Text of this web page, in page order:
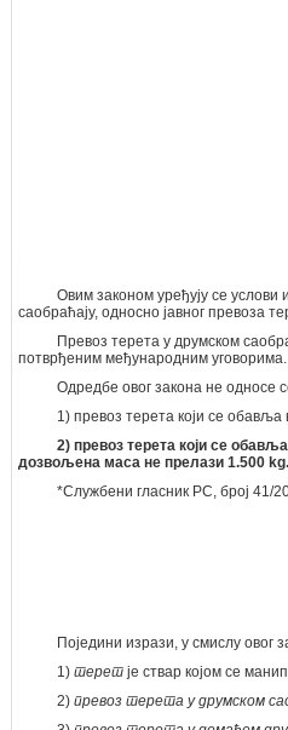
Овим законом уређују се
саобраћају, односно јавног превоза
Превоз терета у друмском
потврђеним међународним уговорима.
Одредбе овог закона не односе
1) превоз терета који се
2) превоз терета који се
дозвољена маса не прелази 1.500 kg.
*Службени гласник РС, број 41/
Поједини изрази, у смислу овог
1) терет је ствар којом се
2) превоз терета у друмском